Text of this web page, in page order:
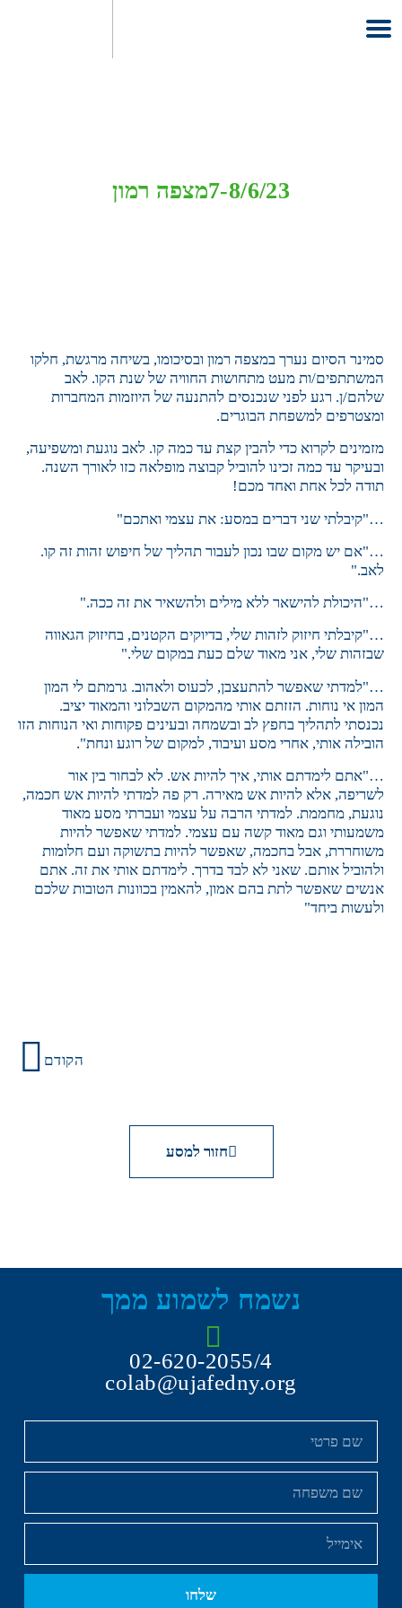
7-8/6/23מצפה רמון
סמינר הסיום נערך במצפה רמון ובסיכומו, בשיחה מרגשת, חלקו
המשתתפים/ות מעט מתחושות החוויה של שנת הקו. לאב
שלהם/ן. רגע לפני שנכנסים להתנעה של היוזמות המחברות
ומצטרפים למשפחת הבוגרים.
מזמינים לקרוא כדי להבין קצת עד כמה קו. לאב נוגעת ומשפיעה,
ובעיקר עד כמה זכינו להוביל קבוצה מופלאה כזו לאורך השנה.
תודה לכל אחת ואחד מכם!
…"קיבלתי שני דברים במסע: את עצמי ואתכם"
…"אם יש מקום שבו נכון לעבור תהליך של חיפוש זהות זה קו.
לאב."
…"היכולת להישאר ללא מילים ולהשאיר את זה ככה."
…"קיבלתי חיזוק לזהות שלי, בדיוקים הקטנים, בחיזוק הגאווה
שבזהות שלי, אני מאוד שלם כעת במקום שלי."
…"למדתי שאפשר להתעצבן, לכעוס ולאהוב. גרמתם לי המון
המון אי נוחות. הזזתם אותי מהמקום השבלוני והמאוד יציב.
נכנסתי לתהליך בחפץ לב ובשמחה ובעינים פקוחות ואי הנוחות הזו
הובילה אותי, אחרי מסע ועיבוד, למקום של רוגע ונחת".
…"אתם לימדתם אותי, איך להיות אש. לא לבחור בין אור
לשריפה, אלא להיות אש מאירה. רק פה למדתי להיות אש חכמה,
נוגעת, מחממת. למדתי הרבה על עצמי ועברתי מסע מאוד
משמעותי וגם מאוד קשה עם עצמי. למדתי שאפשר להיות
משוחררת, אבל בחכמה, שאפשר להיות בתשוקה ועם חלומות
ולהוביל אותם. שאני לא לבד בדרך. לימדתם אותי את זה. אתם
אנשים שאפשר לתת בהם אמון, להאמין בכוונות הטובות שלכם
ולעשות ביחד"
הקודם
חזור למסע
נשמח לשמוע ממך
02-620-2055/4
colab@ujafedny.org
שלחו